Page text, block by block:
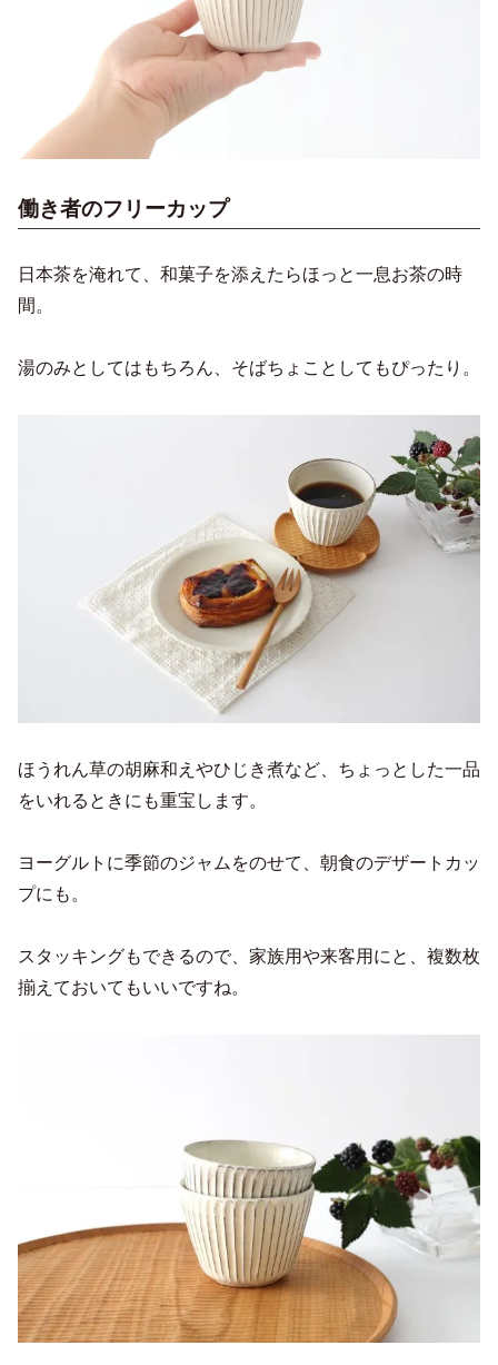
働き者のフリーカップ
日本茶を淹れて、和菓子を添えたらほっと一息お茶の時
間。
湯のみとしてはもちろん、そばちょことしてもぴったり。
ほうれん草の胡麻和えやひじき煮など、ちょっとした一品
をいれるときにも重宝します。
ヨーグルトに季節のジャムをのせて、朝食のデザートカッ
プにも。
スタッキングもできるので、家族用や来客用にと、複数枚
揃えておいてもいいですね。